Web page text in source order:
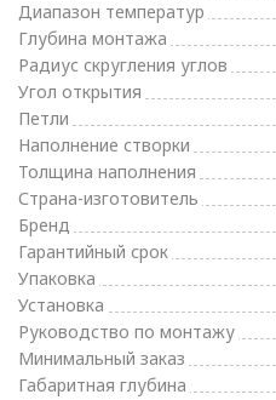
Диапазон температур
Глубина монтажа
Радиус скругления углов
Угол открытия
Петли
Наполнение створки
Толщина наполнения
Страна-изготовитель
Бренд
Гарантийный срок
Упаковка
Установка
Руководство по монтажу
Минимальный заказ
Габаритная глубина